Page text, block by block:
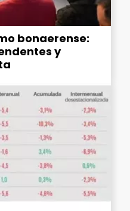
bonaerense:
y